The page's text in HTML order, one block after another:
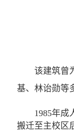
该建筑曾
基、林诒勋等
1985年成
搬迁至主校区